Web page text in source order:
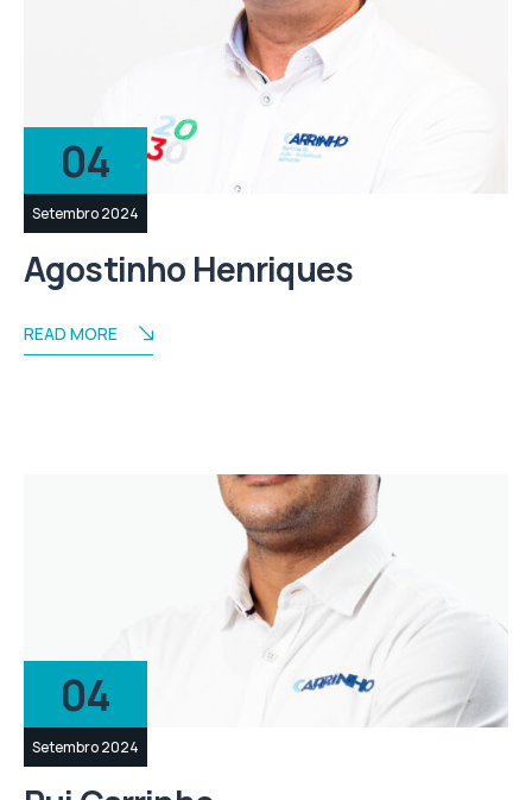
04
Setembro 2024
Agostinho Henriques
READ MORE
04
Setembro 2024